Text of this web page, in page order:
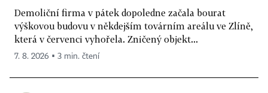
Demoliční firma v pátek dopoledne začala bourat
výškovou budovu v někdejším továrním areálu ve Zlíně,
která v červenci vyhořela. Zničený objekt...
7. 8. 2026 ▪ 3 min. čtení